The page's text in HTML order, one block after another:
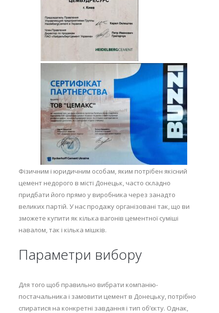
Фізичним і юридичним особам, яким потрібен якісний
цемент недорого в місті Донецьк, часто складно
придбати його прямо у виробника через занадто
великих партій. У нас продажу організовані так, що ви
зможете купити як кілька вагонів цементної суміші
навалом, так і кілька мішків.
Параметри вибору
Для того щоб правильно вибрати компанію-
постачальника і замовити цемент в Донецьку, потрібно
спиратися на конкретні завдання і тип об’єкту. Однак,